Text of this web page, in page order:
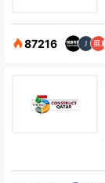
87216